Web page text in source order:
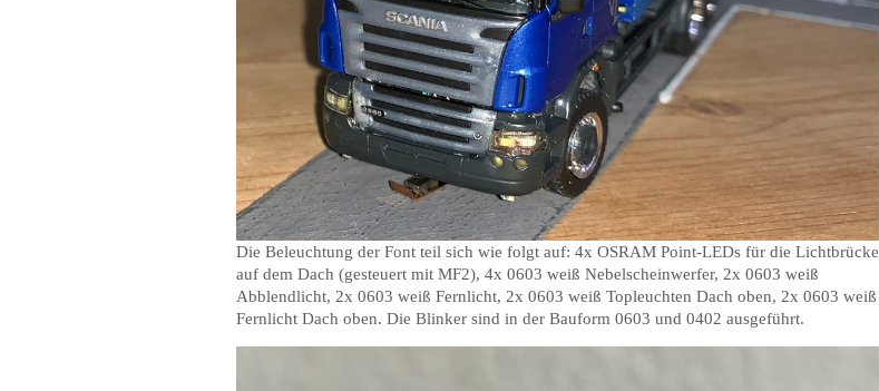
Die Beleuchtung der Font teil sich wie folgt auf: 4x OSRAM Point-LEDs für die Lichtbrücke
auf dem Dach (gesteuert mit MF2), 4x 0603 weiß Nebelscheinwerfer, 2x 0603 weiß
Abblendlicht, 2x 0603 weiß Fernlicht, 2x 0603 weiß Topleuchten Dach oben, 2x 0603 weiß
Fernlicht Dach oben. Die Blinker sind in der Bauform 0603 und 0402 ausgeführt.